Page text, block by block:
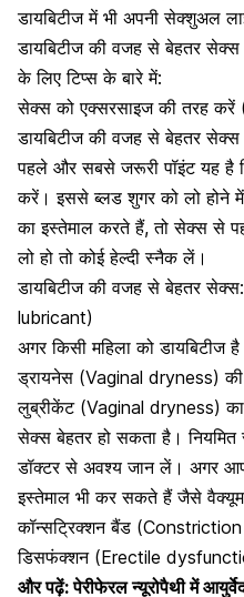
डायबिटीज में भी अपनी सेक्शुअल
डायबिटीज की वजह से बेहतर
के लिए टिप्स के बारे में:
सेक्स को एक्सरसाइज की तरह
डायबिटीज की वजह से बेहतर
पहले और सबसे जरूरी पॉइंट यह
करें। इससे ब्लड शुगर को लो होने
का इस्तेमाल करते हैं, तो सेक्स से
लो हो तो कोई हेल्दी स्नैक लें।
डायबिटीज की वजह से बेहतर
lubricant)
अगर किसी महिला को
ड्रायनेस (Vaginal dryness)
लुब्रीकेंट (Vaginal dryness) का
सेक्स बेहतर हो सकता है।
डॉक्टर से अवश्य जान लें। अगर
इस्तेमाल भी कर सकते हैं जैसे
कॉन्सट्रिक्शन बैंड
डिसफंक्शन (Erectile
और पढ़ें:पेरीफेरल न्यूरोपैथी में